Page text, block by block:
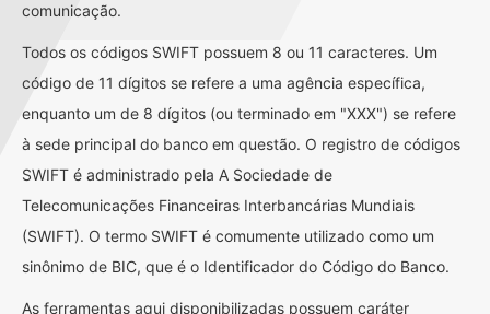
comunicação.
Todos os códigos SWIFT possuem 8 ou 11 caracteres. Um
código de 11 dígitos se refere a uma agência específica,
enquanto um de 8 dígitos (ou terminado em "XXX") se refere
à sede principal do banco em questão. O registro de códigos
SWIFT é administrado pela A Sociedade de
Telecomunicações Financeiras Interbancárias Mundiais
(SWIFT). O termo SWIFT é comumente utilizado como um
sinônimo de BIC, que é o Identificador do Código do Banco.
As ferramentas aqui disponibilizadas possuem caráter